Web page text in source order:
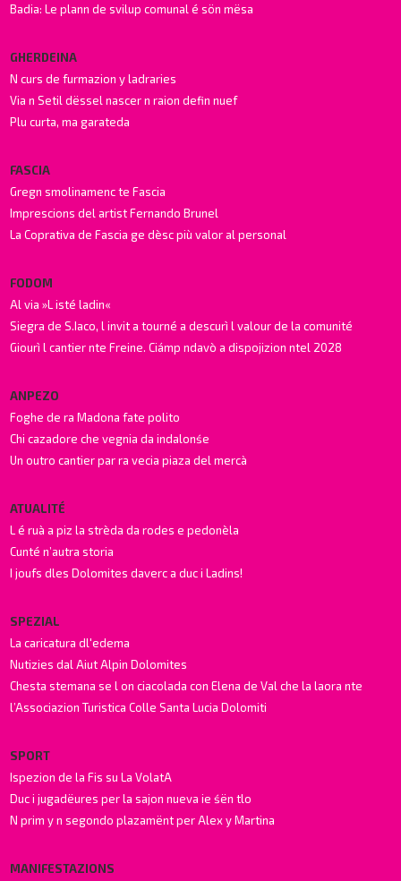
Badia: Le plann de svilup comunal é sön mësa
GHERDEINA
N curs de furmazion y ladraries
Via n Setil dëssel nascer n raion defin nuef
Plu curta, ma garateda
FASCIA
Gregn smolinamenc te Fascia
Imprescions del artist Fernando Brunel
La Coprativa de Fascia ge dèsc più valor al personal
FODOM
Al via »L isté ladin«
Siegra de S.Iaco, l invit a tourné a descurì l valour de la comunité
Giourì l cantier nte Freine. Ciámp ndavò a dispojizion ntel 2028
ANPEZO
Foghe de ra Madona fate polito
Chi cazadore che vegnia da indalonśe
Un outro cantier par ra vecia piaza del mercà
ATUALITÉ
L é ruà a piz la strèda da rodes e pedonèla
Cunté n’autra storia
I joufs dles Dolomites daverc a duc i Ladins!
SPEZIAL
La caricatura dl'edema
Nutizies dal Aiut Alpin Dolomites
Chesta stemana se l on ciacolada con Elena de Val che la laora nte
l’Associazion Turistica Colle Santa Lucia Dolomiti
SPORT
Ispezion de la Fis su La VolatA
Duc i jugadëures per la sajon nueva ie śën tlo
N prim y n segondo plazamënt per Alex y Martina
MANIFESTAZIONS